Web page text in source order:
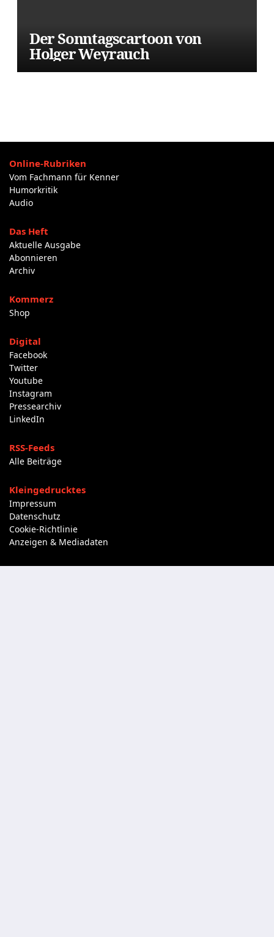
Der Sonntagscartoon von
Holger Weyrauch
Online-Rubriken
Vom Fachmann für Kenner
Humorkritik
Audio
Das Heft
Aktuelle Ausgabe
Abonnieren
Archiv
Kommerz
Shop
Digital
Facebook
Twitter
Youtube
Instagram
Pressearchiv
LinkedIn
RSS-Feeds
Alle Beiträge
Kleingedrucktes
Impressum
Datenschutz
Cookie-Richtlinie
Anzeigen & Mediadaten